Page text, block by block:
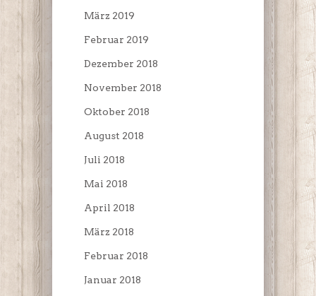
März 2019
Februar 2019
Dezember 2018
November 2018
Oktober 2018
August 2018
Juli 2018
Mai 2018
April 2018
März 2018
Februar 2018
Januar 2018